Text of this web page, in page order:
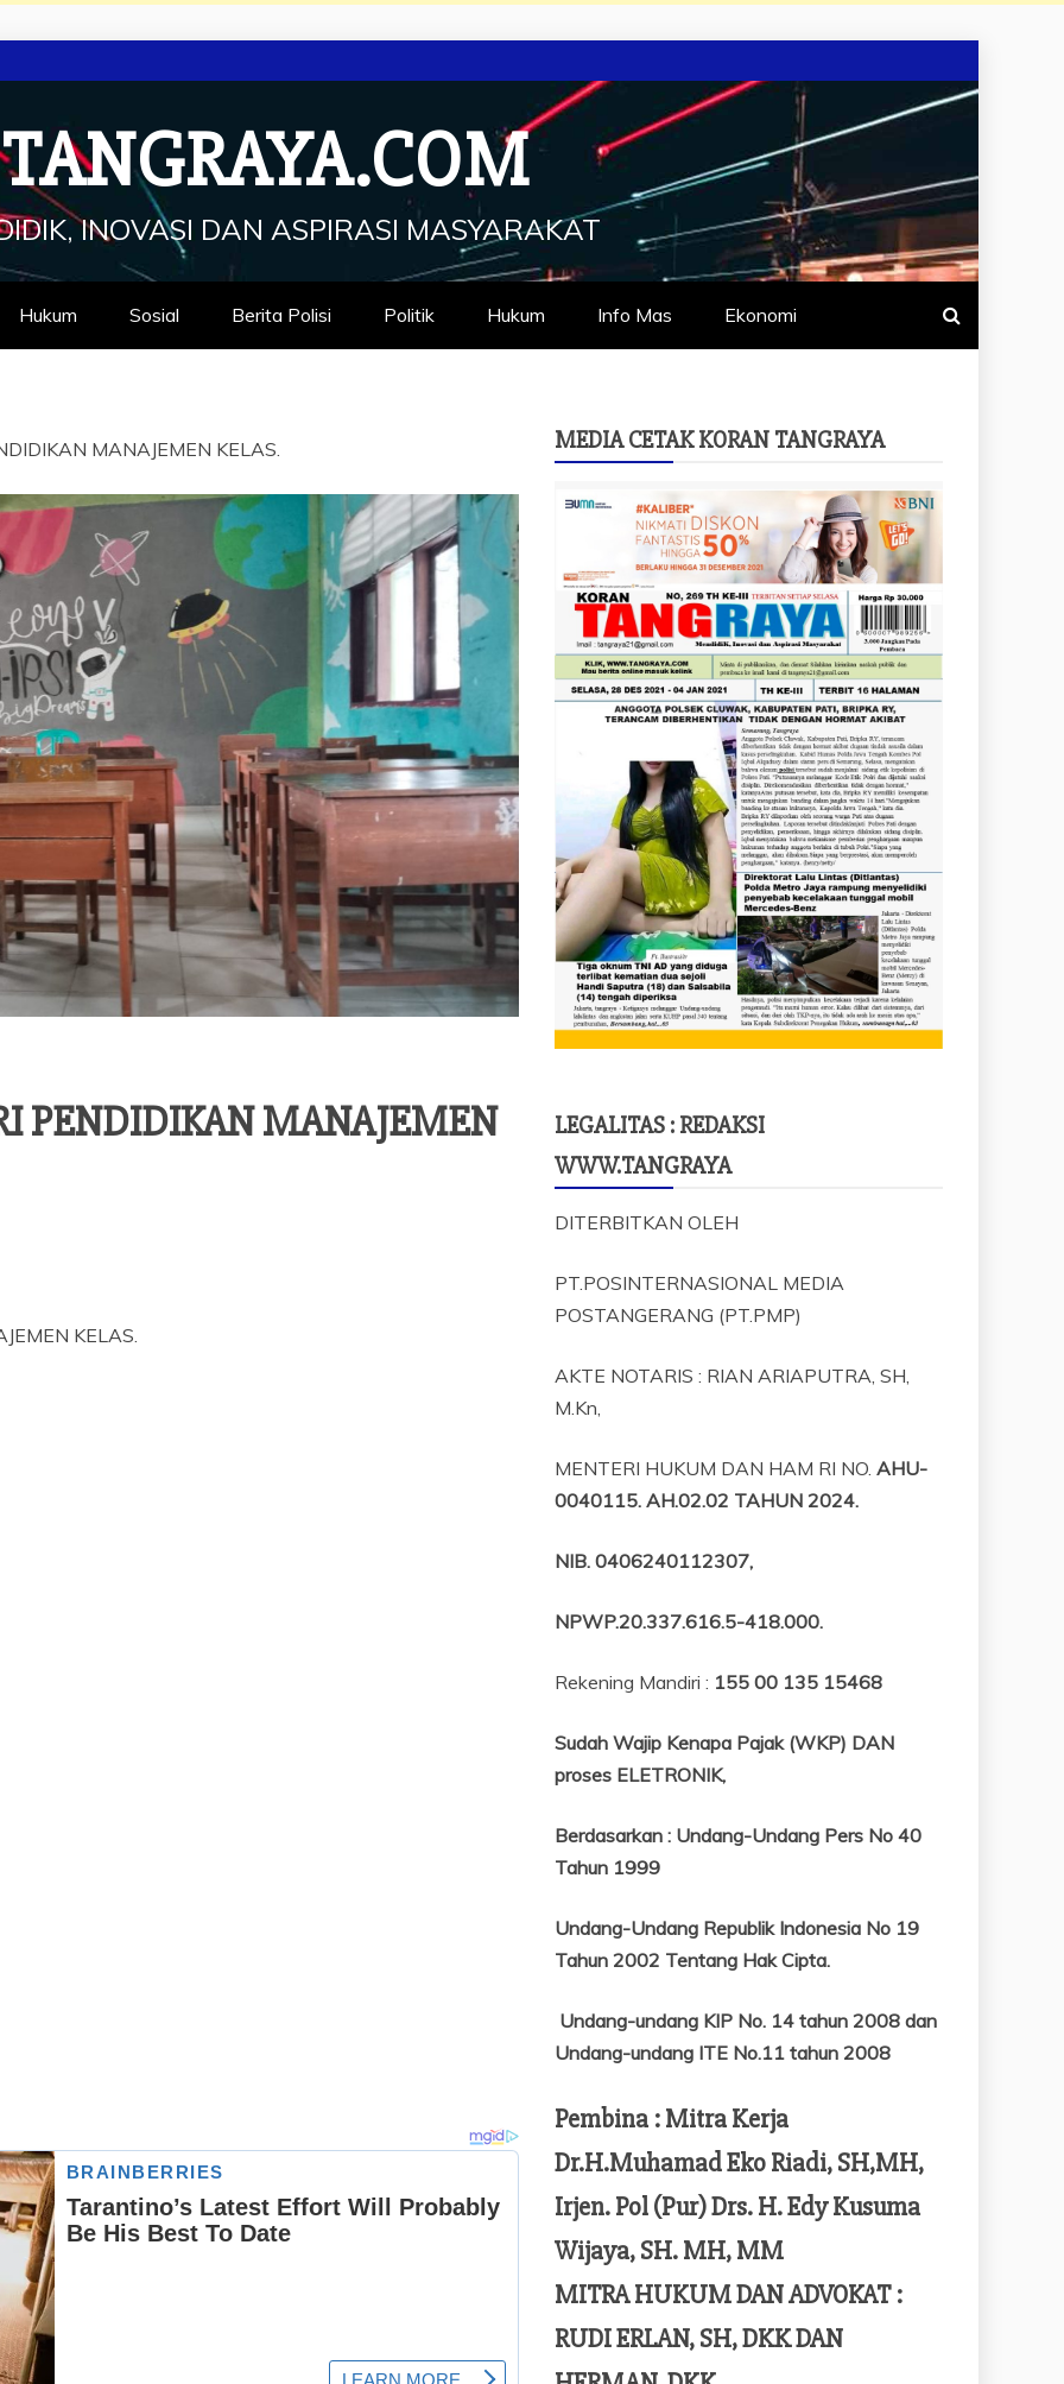
TANGRAYA.COM
INOVASI DAN ASPIRASI MASYARAKAT
Hukum Sosial Berita Polisi Politik Hukum Info Mas Ekonomi
MANAJEMEN KELAS.
PENDIDIKAN MANAJEMEN
KELAS.
MEDIA CETAK KORAN TANGRAYA
LEGALITAS : REDAKSI
WWW.TANGRAYA
DITERBITKAN OLEH
PT.POSINTERNASIONAL MEDIA
POSTANGERANG (PT.PMP)
AKTE NOTARIS : RIAN ARIAPUTRA, SH,
M.Kn,
MENTERI HUKUM DAN HAM RI NO. AHU-
0040115. AH.02.02 TAHUN 2024.
NIB. 0406240112307,
NPWP.20.337.616.5-418.000.
Rekening Mandiri : 155 00 135 15468
Sudah Wajip Kenapa Pajak (WKP) DAN
proses ELETRONIK,
Berdasarkan : Undang-Undang Pers No 40
Tahun 1999
Undang-Undang Republik Indonesia No 19
Tahun 2002 Tentang Hak Cipta.
Undang-undang KIP No. 14 tahun 2008 dan
Undang-undang ITE No.11 tahun 2008
Pembina : Mitra Kerja
Dr.H.Muhamad Eko Riadi, SH,MH,
Irjen. Pol (Pur) Drs. H. Edy Kusuma
Wijaya, SH. MH, MM
MITRA HUKUM DAN ADVOKAT :
RUDI ERLAN, SH, DKK DAN